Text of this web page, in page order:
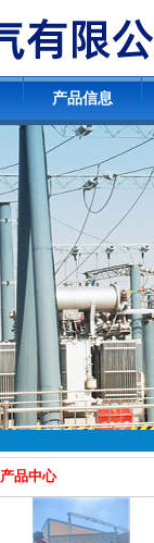
产品信息
产品中心